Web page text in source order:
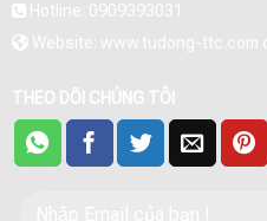
Hotline: 0909393031
Website: www.tudong-ttc.com
THEO DÕI CHÚNG TÔI